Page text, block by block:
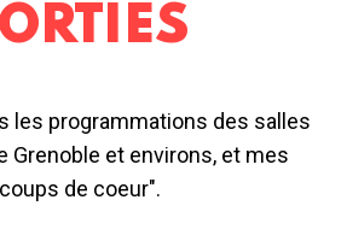
les programmations des salles
Grenoble et environs, et mes
de coeur".